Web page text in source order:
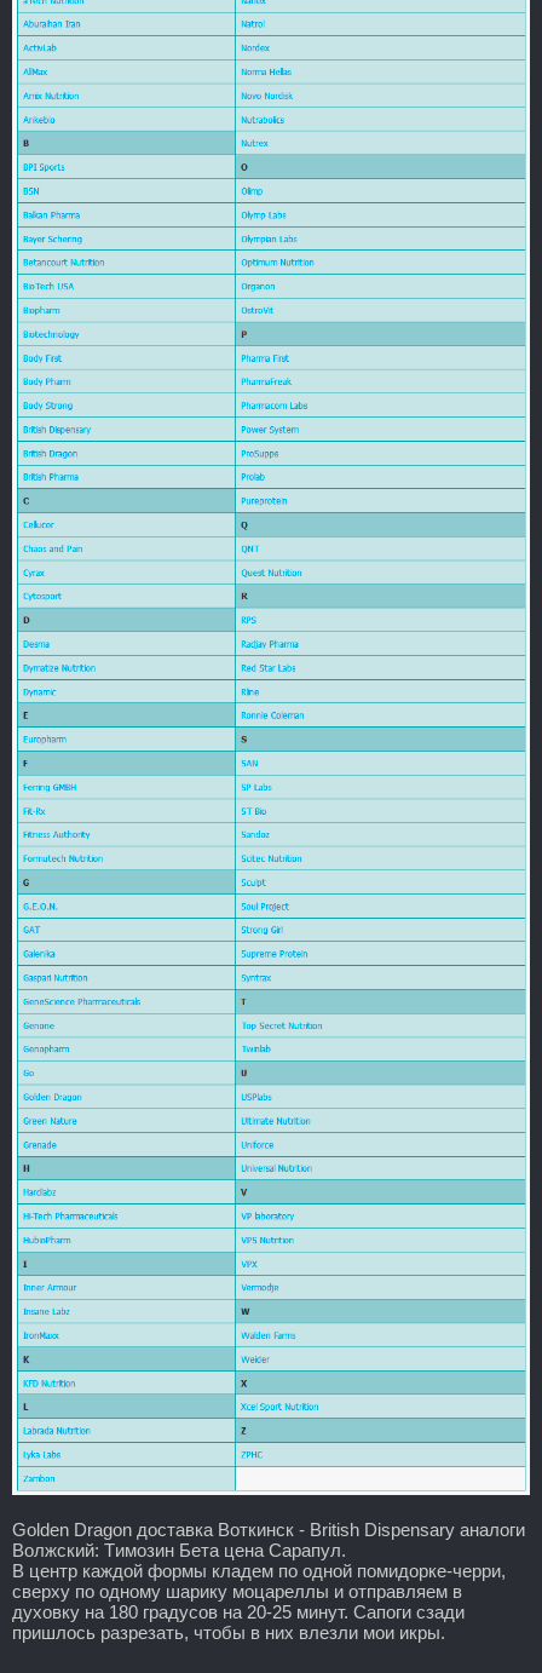
Golden Dragon доставка Воткинск - British Dispensary аналоги
Волжский: Tимозин Бета цена Сарапул.
В центр каждой формы кладем по одной помидорке-черри,
сверху по одному шарику моцареллы и отправляем в
духовку на 180 градусов на 20-25 минут. Сапоги сзади
пришлось разрезать, чтобы в них влезли мои икры.